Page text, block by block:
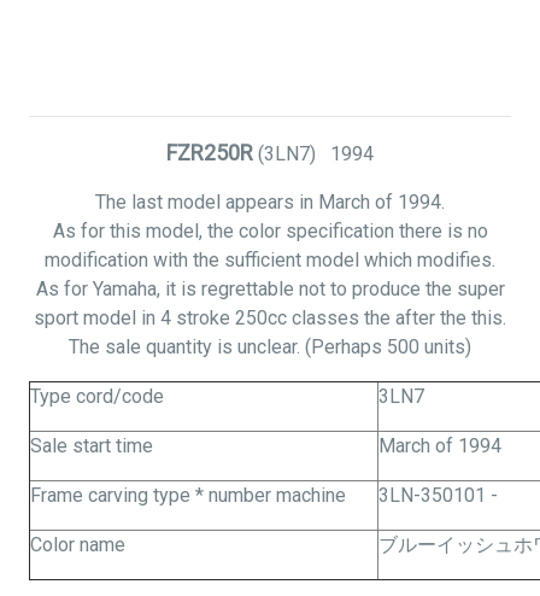
FZR250R (3LN7) 1994
The last model appears in March of 1994.
As for this model, the color specification there is no
modification with the sufficient model which modifies.
As for Yamaha, it is regrettable not to produce the super
sport model in 4 stroke 250cc classes the after the this.
The sale quantity is unclear. (Perhaps 500 units)
Type cord/code 3LN7
Sale start time March of 1994
Frame carving type * number machine 3LN-350101 -
Color name ブルーイッシュ